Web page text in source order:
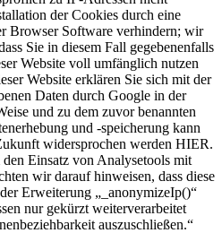
der Cookies durch eine
Browser Software verhindern; wir
Sie in diesem Fall gegebenenfalls
Website voll umfänglich nutzen
Website erklären Sie sich mit der
Daten durch Google in der
und zu dem zuvor benannten
und -speicherung kann
widersprochen werden HIER.
Einsatz von Analysetools mit
wir darauf hinweisen, dass diese
Erweiterung „_anonymizeIp()“
nur gekürzt weiterverarbeitet
auszuschließen.“